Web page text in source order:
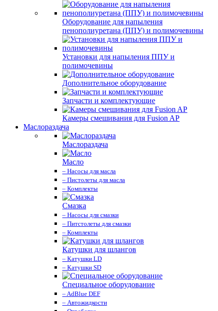
Оборудование для напыления
пенополиуретана (ППУ) и полимочевины
Установки для напыления ППУ и
полимочевины
Дополнительное оборудование
Запчасти и комплектующие
Камеры смешивания для Fusion AP
Маслораздача
Маслораздача
Масло
– Насосы для масла
– Пистолеты для масла
– Комплекты
Смазка
– Насосы для смазки
– Питстолеты для смазки
– Комплекты
Катушки для шлангов
– Катушки LD
– Катушки SD
Специальное оборудование
– AdBlue DEF
– Автожидкости